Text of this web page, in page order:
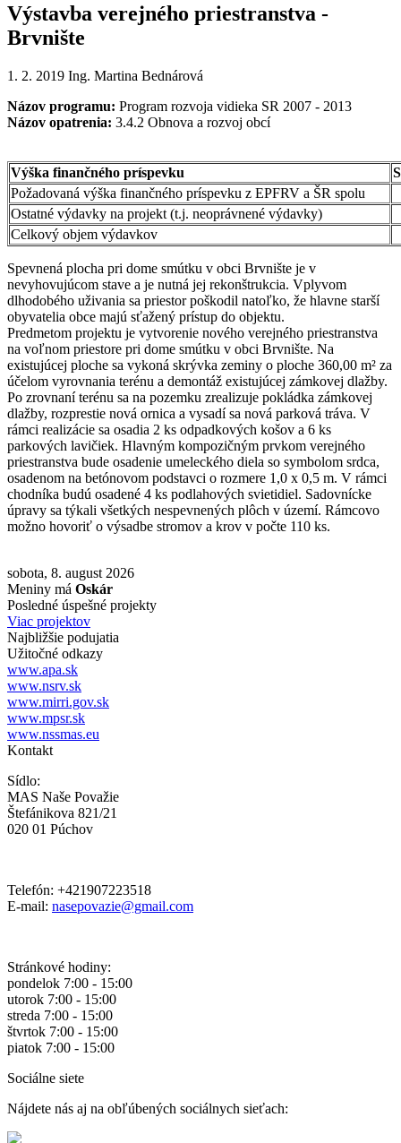
Výstavba verejného priestranstva -
Brvnište
1. 2. 2019 Ing. Martina Bednárová
Názov programu: Program rozvoja vidieka SR 2007 - 2013
Názov opatrenia: 3.4.2 Obnova a rozvoj obcí
Výška finančného príspevku
Požadovaná výška finančného príspevku z EPFRV a ŠR spolu
Ostatné výdavky na projekt (t.j. neoprávnené výdavky)
Celkový objem výdavkov
Spevnená plocha pri dome smútku v obci Brvnište je v
nevyhovujúcom stave a je nutná jej rekonštrukcia. Vplyvom
dlhodobého uživania sa priestor poškodil natoľko, že hlavne starší
obyvatelia obce majú sťažený prístup do objektu.
Predmetom projektu je vytvorenie nového verejného priestranstva
na voľnom priestore pri dome smútku v obci Brvnište. Na
existujúcej ploche sa vykoná skrývka zeminy o ploche 360,00 m² za
účelom vyrovnania terénu a demontáž existujúcej zámkovej dlažby.
Po zrovnaní terénu sa na pozemku zrealizuje pokládka zámkovej
dlažby, rozprestie nová ornica a vysadí sa nová parková tráva. V
rámci realizácie sa osadia 2 ks odpadkových košov a 6 ks
parkových lavičiek. Hlavným kompozičným prvkom verejného
priestranstva bude osadenie umeleckého diela so symbolom srdca,
osadenom na betónovom podstavci o rozmere 1,0 x 0,5 m. V rámci
chodníka budú osadené 4 ks podlahových svietidiel. Sadovnícke
úpravy sa týkali všetkých nespevnených plôch v území. Rámcovo
možno hovoriť o výsadbe stromov a krov v počte 110 ks.
sobota, 8. august 2026
Meniny má Oskár
Posledné úspešné projekty
Viac projektov
Najbližšie podujatia
Užitočné odkazy
www.apa.sk
www.nsrv.sk
www.mirri.gov.sk
www.mpsr.sk
www.nssmas.eu
Kontakt
Sídlo:
MAS Naše Považie
Štefánikova 821/21
020 01 Púchov
Telefón: +421907223518
E-mail: nasepovazie@gmail.com
Stránkové hodiny:
pondelok 7:00 - 15:00
utorok 7:00 - 15:00
streda 7:00 - 15:00
štvrtok 7:00 - 15:00
piatok 7:00 - 15:00
Sociálne siete
Nájdete nás aj na obľúbených sociálnych sieťach: